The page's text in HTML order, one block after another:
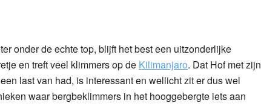
onder de echte top, blijft het best een uitzonderlijke
en treft veel klimmers op de Kilimanjaro. Dat Hof met zijn
last van had, is interessant en wellicht zit er dus wel
waar bergbeklimmers in het hooggebergte iets aan